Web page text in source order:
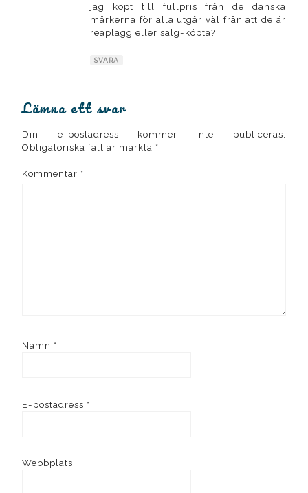
jag köpt till fullpris från de danska
märkerna för alla utgår väl från att de är
reaplagg eller salg-köpta?
SVARA
Lämna ett svar
Din e-postadress kommer inte publiceras.
Obligatoriska fält är märkta *
Kommentar *
Namn *
E-postadress *
Webbplats